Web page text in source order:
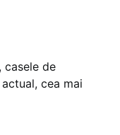
de
cea mai